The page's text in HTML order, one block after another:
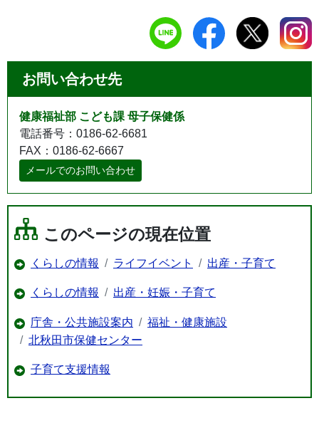
お問い合わせ先
健康福祉部 こども課 母子保健係
電話番号：0186-62-6681
FAX：0186-62-6667
メールでのお問い合わせ
このページの現在位置
くらしの情報 ライフイベント 出産・子育て
くらしの情報 出産・妊娠・子育て
庁舎・公共施設案内
福祉・健康施設
北秋田市保健センター
子育て支援情報